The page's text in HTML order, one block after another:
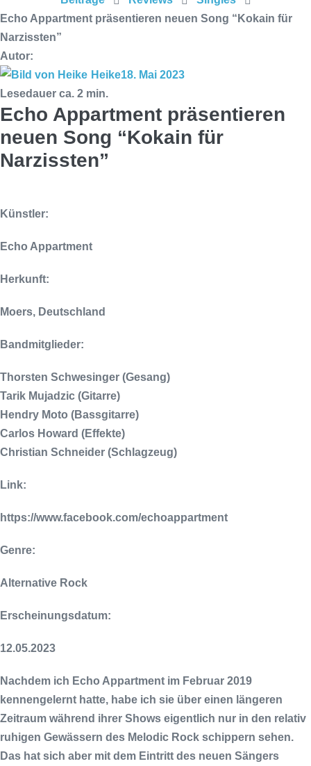
24.10.2025 im ROTTSTR5-THEATER,
Echo Appartment präsentieren neuen Song “Kokain für
Narzissten”
Autor:
Heike18. Mai 2023
Lesedauer ca. 2 min.
Echo Appartment präsentieren
neuen Song “Kokain für
Narzissten”
Künstler:
Echo Appartment
Herkunft:
Moers, Deutschland
Bandmitglieder:
Thorsten Schwesinger (Gesang)
Tarik Mujadzic (Gitarre)
Hendry Moto (Bassgitarre)
Carlos Howard (Effekte)
Christian Schneider (Schlagzeug)
Link:
https://www.facebook.com/echoappartment
Genre:
Alternative Rock
Erscheinungsdatum:
12.05.2023
Nachdem ich Echo Appartment im Februar 2019
kennengelernt hatte, habe ich sie über einen längeren
Zeitraum während ihrer Shows eigentlich nur in den relativ
ruhigen Gewässern des Melodic Rock schippern sehen.
Das hat sich aber mit dem Eintritt des neuen Sängers